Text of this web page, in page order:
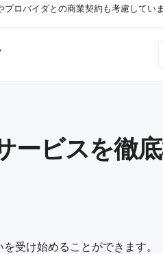
ロバイダとの商業契約も考慮してい
ービスを徹
受け始めることができます。